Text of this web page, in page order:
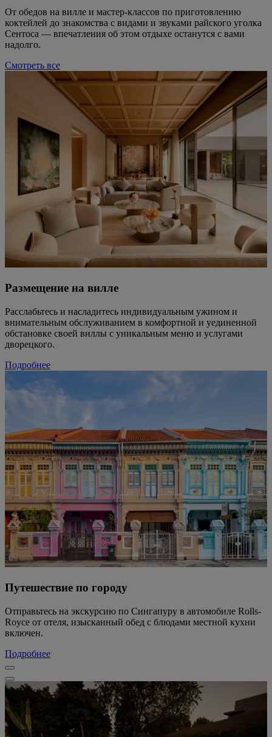
От обедов на вилле и мастер-классов по приготовлению
коктейлей до знакомства с видами и звуками райского уголка
Сентоса — впечатления об этом отдыхе останутся с вами
надолго.
Смотреть все
Размещение на вилле
Расслабьтесь и насладитесь индивидуальным ужином и
внимательным обслуживанием в комфортной и уединенной
обстановке своей виллы с уникальным меню и услугами
дворецкого.
Подробнее
Путешествие по городу
Отправьтесь на экскурсию по Сингапуру в автомобиле Rolls-
Royce от отеля, изысканный обед с блюдами местной кухни
включен.
Подробнее